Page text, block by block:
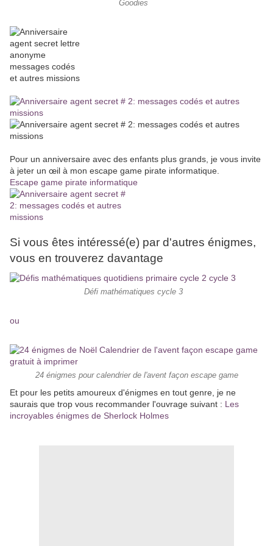
Goodies
Pour un anniversaire avec des enfants plus grands, je vous invite
à jeter un œil à mon escape game pirate informatique.
Escape game pirate informatique
Si vous êtes intéressé(e) par d'autres énigmes,
vous en trouverez davantage
Défi mathématiques cycle 3
ou
24 énigmes pour calendrier de l'avent façon escape game
Et pour les petits amoureux d'énigmes en tout genre, je ne
saurais que trop vous recommander l'ouvrage suivant : Les
incroyables énigmes de Sherlock Holmes